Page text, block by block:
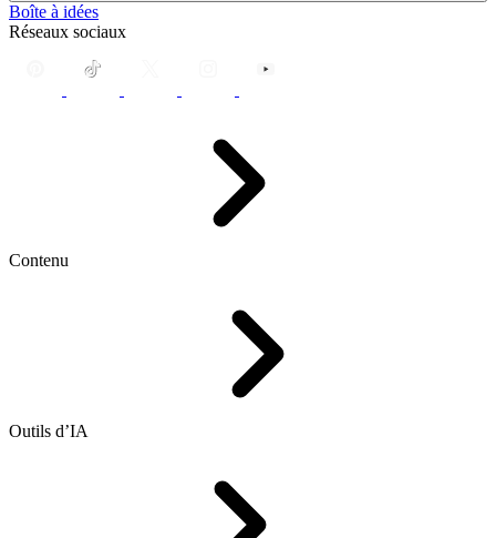
Boîte à idées
Réseaux sociaux
Contenu
Outils d’IA